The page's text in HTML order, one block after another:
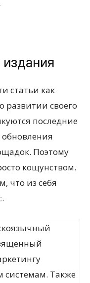
статьи как
развитии своего
последние
обновления
Поэтому
кощунством.
что из себя
системам. Также